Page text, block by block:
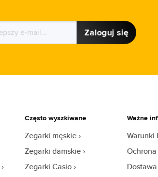
Zaloguj się
Często wyszkiwane
Zegarki męskie
Zegarki damskie
Zegarki Casio
Ważne
Warunki